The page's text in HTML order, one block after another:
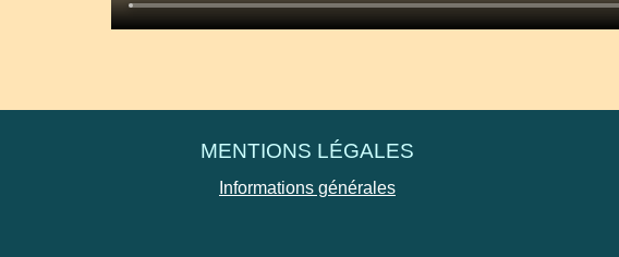
MENTIONS LÉGALES
Informations générales